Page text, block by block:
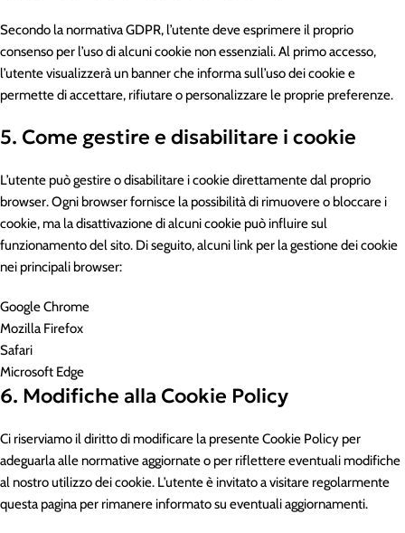
Secondo la normativa GDPR, l’utente deve esprimere il proprio
consenso per l’uso di alcuni cookie non essenziali. Al primo accesso,
l’utente visualizzerà un banner che informa sull’uso dei cookie e
permette di accettare, rifiutare o personalizzare le proprie preferenze.
5. Come gestire e disabilitare i cookie
L’utente può gestire o disabilitare i cookie direttamente dal proprio
browser. Ogni browser fornisce la possibilità di rimuovere o bloccare i
cookie, ma la disattivazione di alcuni cookie può influire sul
funzionamento del sito. Di seguito, alcuni link per la gestione dei cookie
nei principali browser:
Google Chrome
Mozilla Firefox
Safari
Microsoft Edge
6. Modifiche alla Cookie Policy
Ci riserviamo il diritto di modificare la presente Cookie Policy per
adeguarla alle normative aggiornate o per riflettere eventuali modifiche
al nostro utilizzo dei cookie. L’utente è invitato a visitare regolarmente
questa pagina per rimanere informato su eventuali aggiornamenti.